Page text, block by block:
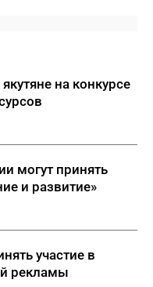
на конкурсе
могут принять
и развитие»
участие в
рекламы